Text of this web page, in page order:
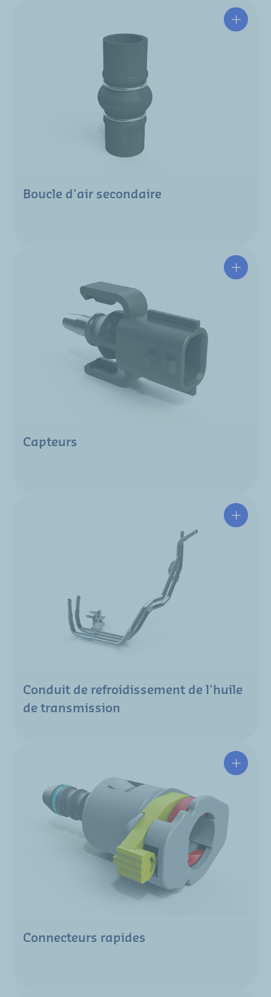
Boucle d'air secondaire
Capteurs
Conduit de refroidissement de l'huile
de transmission
Connecteurs rapides